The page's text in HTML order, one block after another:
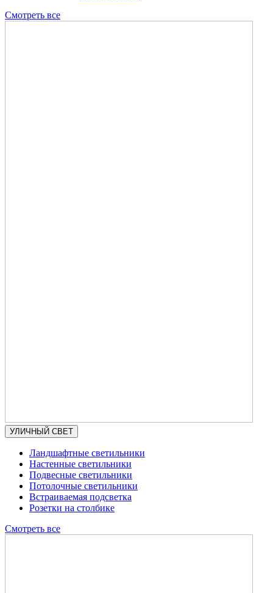
Смотреть все
УЛИЧНЫЙ СВЕТ
Ландшафтные светильники
Настенные светильники
Подвесные светильники
Потолочные светильники
Встраиваемая подсветка
Розетки на столбике
Смотреть все